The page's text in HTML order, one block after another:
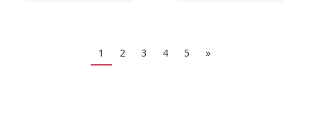
1 2 3 4 5 »